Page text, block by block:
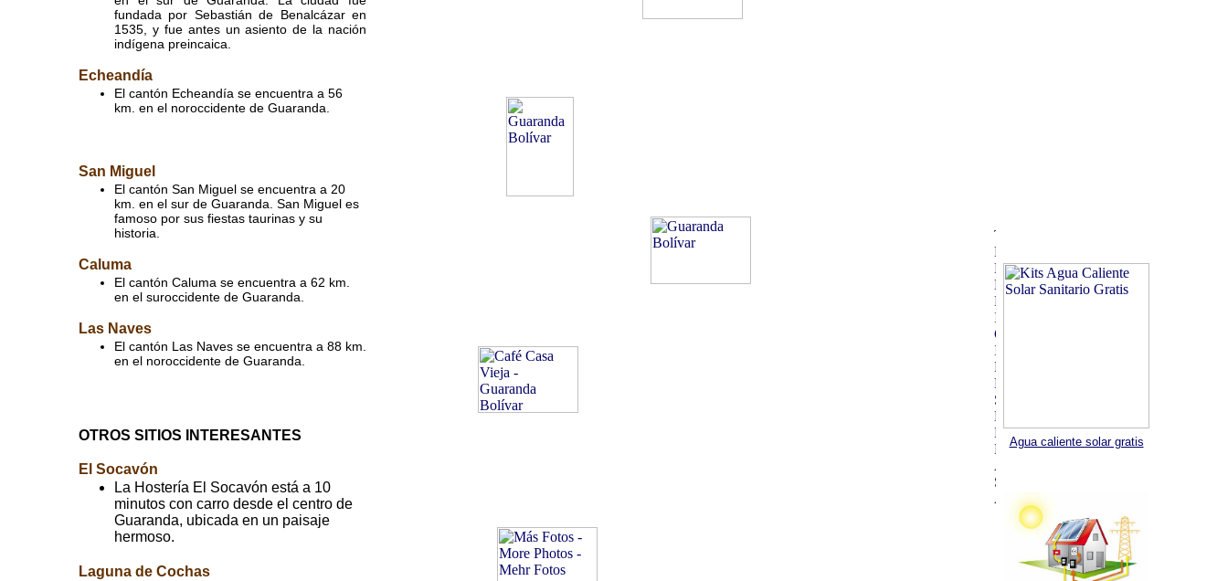
OTROS SITIOS INTERESANTES
El Socavón
La Hostería El Socavón está a 10
minutos con carro desde el centro de
Guaranda, ubicada en un paisaje
hermoso.
Laguna de Cochas
fundada por Sebastián de Benalcázar en
1535, y fue antes un asiento de la nación
indígena preincaica.
Echeandía
El cantón Echeandía se encuentra a 56
km. en el noroccidente de Guaranda.
San Miguel
El cantón San Miguel se encuentra a 20
km. en el sur de Guaranda. San Miguel es
famoso por sus fiestas taurinas y su
historia.
Caluma
El cantón Caluma se encuentra a 62 km.
en el suroccidente de Guaranda.
Las Naves
El cantón Las Naves se encuentra a 88 km.
en el noroccidente de Guaranda.
Agua caliente solar gratis